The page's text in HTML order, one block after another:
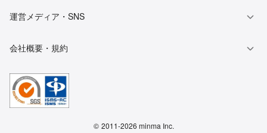
運営メディア・SNS
会社概要・規約
© 2011-2026 minma Inc.